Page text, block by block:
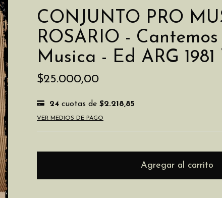
CONJUNTO PRO
ROSARIO -
Musica - Ed ARG
$25.000,00
24 cuotas de $2.218,85
VER MEDIOS DE PAGO